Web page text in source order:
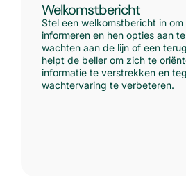
Welkomstbericht
Stel een welkomstbericht in
informeren en hen opties aan
wachten aan de lijn of een
helpt de beller om zich te
informatie te verstrekken en
wachtervaring te verbeteren.